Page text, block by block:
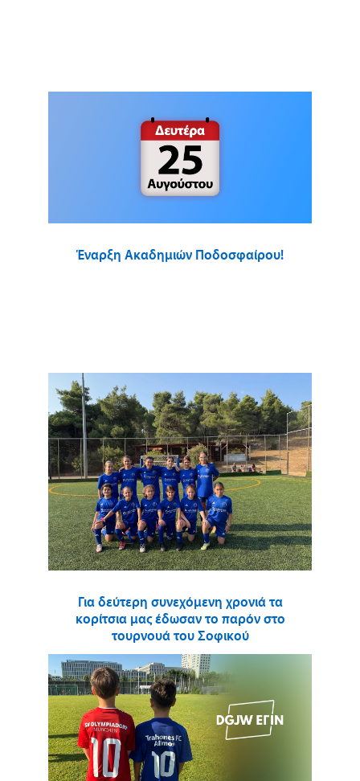
Έναρξη Ακαδημιών Ποδοσφαίρου!
Για δεύτερη συνεχόμενη χρονιά τα
κορίτσια μας έδωσαν το παρόν στο
τουρνουά του Σοφικού